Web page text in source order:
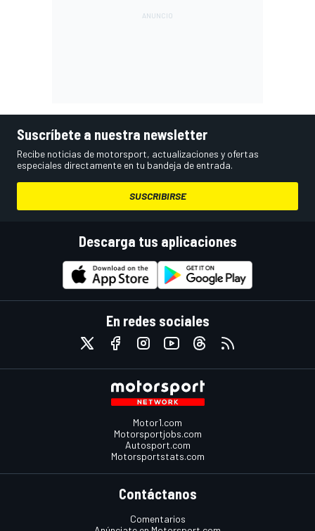
Suscríbete a nuestra newsletter
Recibe noticias de motorsport, actualizaciones y ofertas
especiales directamente en tu bandeja de entrada.
SUSCRIBIRSE
Descarga tus aplicaciones
En redes sociales
Motor1.com
Motorsportjobs.com
Autosport.com
Motorsportstats.com
Contáctanos
Comentarios